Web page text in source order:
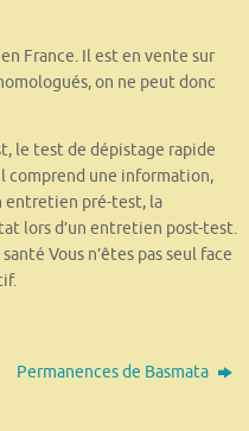
France. Il est en vente sur
on ne peut donc
le test de dépistage rapide
comprend une information,
entretien pré-test, la
lors d’un entretien post-test.
Vous n’êtes pas seul face
Permanences de Basmata